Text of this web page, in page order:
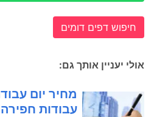
חיפוש דפים דומים
אולי יעניין אותך גם:
מחיר יום
עבודות חפירה